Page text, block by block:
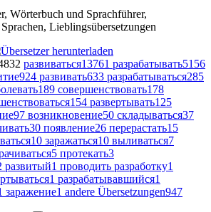
Wörterbuch und Sprachführer,
Lieblingsübersetzungen
развиваться13761 разрабатывать5156
924 развивать633 разрабатываться285
189 совершенствовать178
154 развертывать125
97 возникновение50 складываться37
30 появление26 перерастать15
10 заражаться10 выливаться7
5 протекать3
развитый1 проводить разработку1
1 разрабатывавшийся1
заражение1 andere Übersetzungen947